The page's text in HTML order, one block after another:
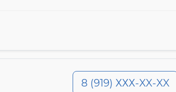
8 (919) ХХХ-XX-XX